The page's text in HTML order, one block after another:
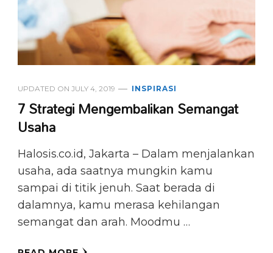
UPDATED ON JULY 4, 2019 INSPIRASI
7 Strategi Mengembalikan Semangat
Usaha
Halosis.co.id, Jakarta – Dalam menjalankan
usaha, ada saatnya mungkin kamu
sampai di titik jenuh. Saat berada di
dalamnya, kamu merasa kehilangan
semangat dan arah. Moodmu …